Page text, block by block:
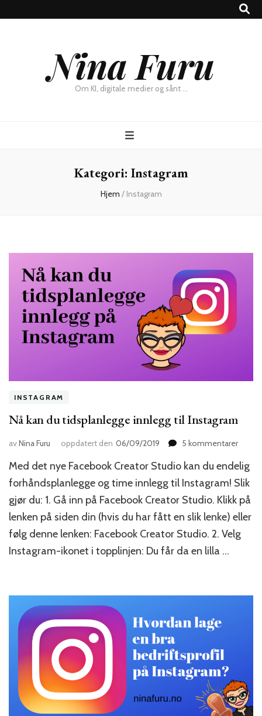
Nina Furu
Om KI, digitale medier og sånt …
Kategori: Instagram
Hjem / Instagram
INSTAGRAM
Nå kan du tidsplanlegge innlegg til Instagram
avNina Furu oppdatert den 06/09/2019 5 kommentarertil
kan
du
til
Med det nye Facebook Creator Studio kan du endelig
forhåndsplanlegge og time innlegg til Instagram! Slik
gjør du: 1. Gå inn på Facebook Creator Studio. Klikk på
lenken på siden din (hvis du har fått en slik lenke) eller
følg denne lenken: Facebook Creator Studio. 2. Velg
Instagram-ikonet i topplinjen: Du får da en lilla …